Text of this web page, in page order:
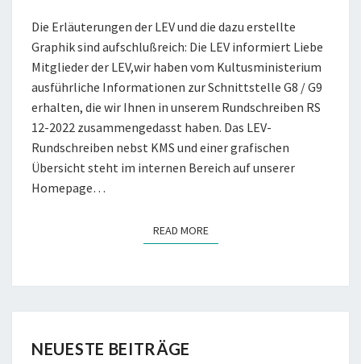
G8/G9
Die Erläuterungen der LEV und die dazu erstellte
Graphik sind aufschlußreich: Die LEV informiert Liebe
Mitglieder der LEV,wir haben vom Kultusministerium
ausführliche Informationen zur Schnittstelle G8 / G9
erhalten, die wir Ihnen in unserem Rundschreiben RS
12-2022 zusammengedasst haben. Das LEV-
Rundschreiben nebst KMS und einer grafischen
Übersicht steht im internen Bereich auf unserer
Homepage…
READ MOREREAD MORE
NEUESTE BEITRÄGE